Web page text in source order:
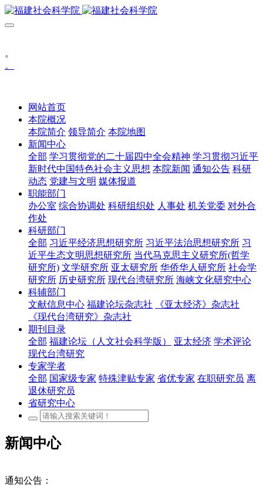
。
。
网站首页
本院概况
本院简介 领导简介 本院地图
新闻中心
全部 学习贯彻党的二十届四中全会精神 学习贯彻习近平
新时代中国特色社会主义思想 本院新闻 通知公告 科研
动态 党建与文明 媒体报道
职能部门
办公室 综合协调处 科研组织处 人事处 机关党委 对外合
作处
科研部门
全部 习近平经济思想研究所 习近平法治思想研究所 习
近平生态文明思想研究所 当代马克思主义研究所(哲学
研究所) 文学研究所 亚太研究所 华侨华人研究所 社会学
研究所 历史研究所 现代台湾研究所 海峡文化研究中心
科辅部门
文献信息中心 福建论坛杂志社
《亚太经济》杂志社
《现代台湾研究》杂志社
期刊目录
全部 福建论坛（人文社会科学版） 亚太经济 学术评论
现代台湾研究
专家学者
全部 国家级专家 特殊津贴专家 省优专家 在职研究员 离
退休研究员
省研究中心
新闻中心
通知公告：